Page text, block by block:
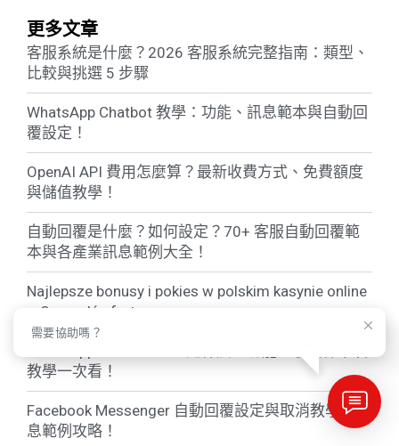
更多文章
客服系統是什麼？2026 客服系統完整指南：類型、
比較與挑選 5 步驟
WhatsApp Chatbot 教學：功能、訊息範本與自動回
覆設定！
OpenAI API 費用怎麼算？最新收費方式、免費額度
與儲值教學！
自動回覆是什麼？如何設定？70+ 客服自動回覆範
本與各產業訊息範例大全！
Najlepsze bonusy i pokies w polskim kasynie online
– Sprawdź ofertę
教學一次看！
Facebook Messenger 自動回覆設定與取消教學 + 訊
息範例攻略！
需要協助嗎？